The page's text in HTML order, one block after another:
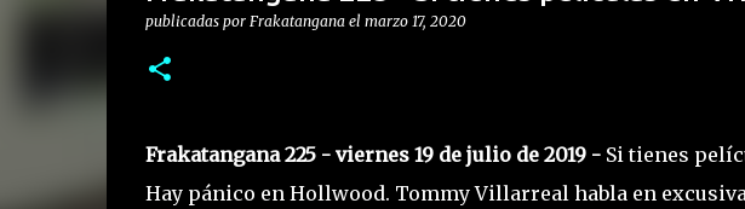
publicadas por Frakatangana el marzo 17, 2020
Frakatangana 225 - viernes 19 de julio de 2019 -Si tienes
Hay pánico en Hollwood. Tommy Villarreal habla en